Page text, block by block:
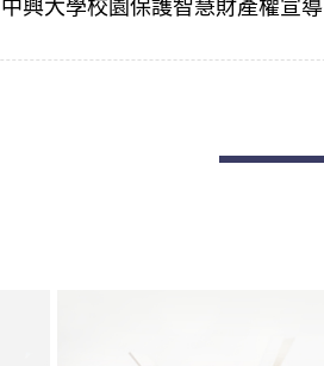
中興大學校園保護智慧財產權宣導